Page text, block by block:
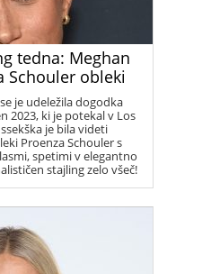
tedna: Meghan
Schouler obleki
je udeležila dogodka
2023, ki je potekal v Los
je bila videti
Proenza Schouler s
spetimi v elegantno
stajling zelo všeč!